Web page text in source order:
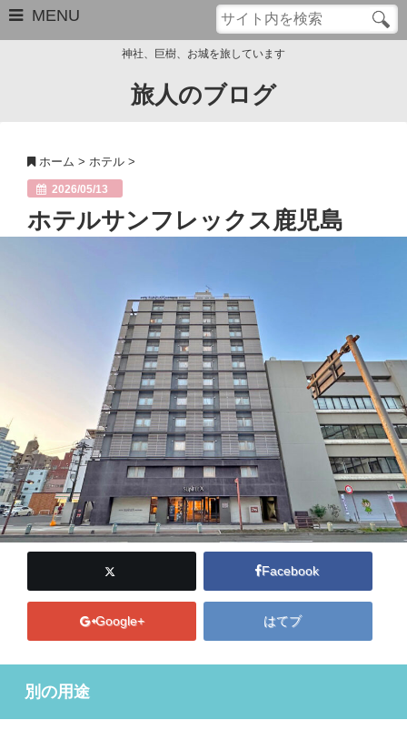
MENU
サイトマップ
管理人のプロフィール
神社、巨樹、お城を旅しています
旅人のブログ
ホーム > ホテル >
2026/05/13
ホテルサンフレックス鹿児島
Facebook
Google+ はてブ
別の用途